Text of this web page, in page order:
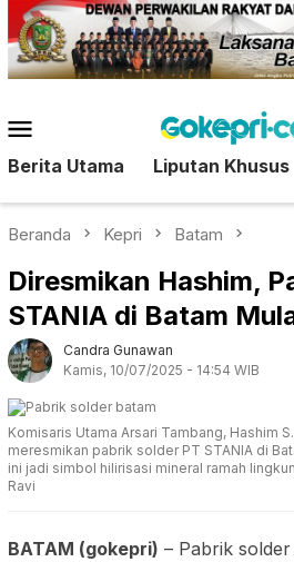
Loncat
ke
konten
Mobile
Berita Utama Liputan Khusus
Beranda Kepri Batam
Diresmikan Hashim,
STANIA di Batam
Candra Gunawan
Kamis, 10/07/2025 - 14:54 WIB
Komisaris Utama Arsari Tambang, Hashim
meresmikan pabrik solder PT STANIA di
ini jadi simbol hilirisasi mineral ramah
Ravi
BATAM (gokepri) – Pabrik